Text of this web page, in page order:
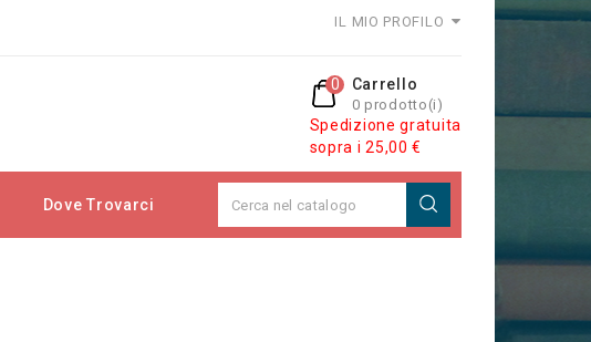
IL MIO PROFILO
Carrello
0 prodotto(i)
0
Spedizione gratuita
sopra i 25,00 €
Dove Trovarci